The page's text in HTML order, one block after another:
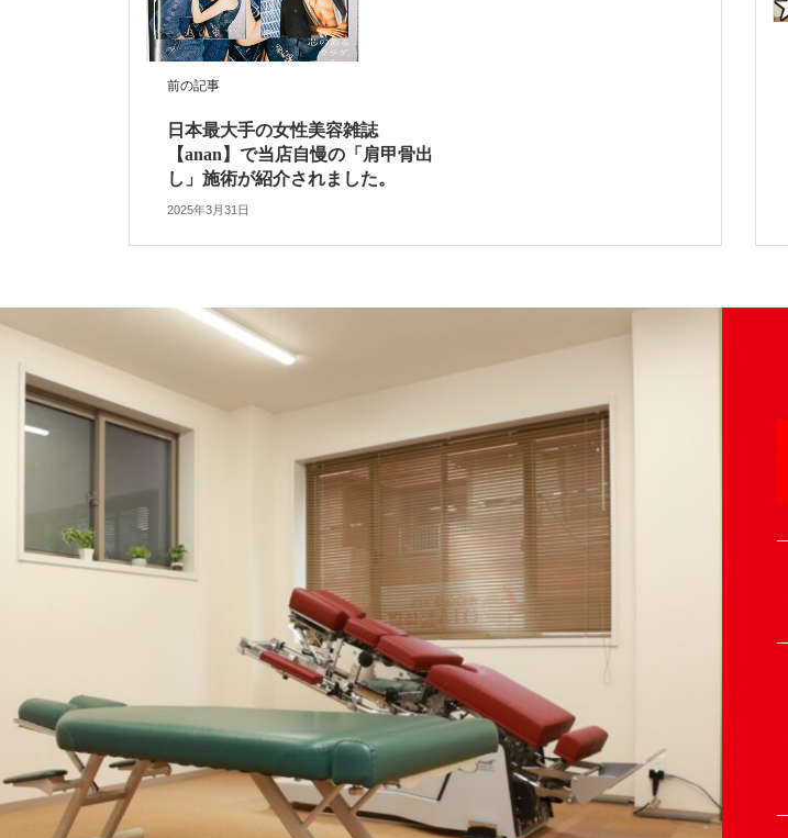
前の記事
日本最大手の女性美容雑誌
【anan】で当店自慢の「肩甲骨出
し」施術が紹介されました。
2025年3月31日